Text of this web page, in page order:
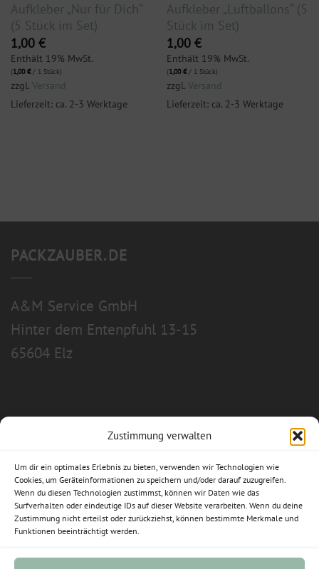
Zustimmung verwalten
Um dir ein optimales Erlebnis zu bieten, verwenden wir Technologien wie
Cookies, um Geräteinformationen zu speichern und/oder darauf zuzugreifen.
Wenn du diesen Technologien zustimmst, können wir Daten wie das
Surfverhalten oder eindeutige IDs auf dieser Website verarbeiten. Wenn du deine
Zustimmung nicht erteilst oder zurückziehst, können bestimmte Merkmale und
Funktionen beeinträchtigt werden.
Aufkleber „Nur für Dich“
(5 Stück im Set)
1,00 €
Enthält 19% MwSt.
(1,00€/ 1 Stück)
zzgl. Versand
Lieferzeit: ca. 2-3 Werktage
Aufkleber „Luftballons“ (5
Stück im Set)
1,00 €
Enthält 19% MwSt.
(1,00€/ 1 Stück)
zzgl. Versand
Lieferzeit: ca. 2-3 Werktage
PACKZAUBER.DE
A&M Service GmbH
Hinter dem Entenpfuhl 13-15
65604 Elz
Allgemeine Geschäftsbedingungen
Impressum
Datenschutzerklärung